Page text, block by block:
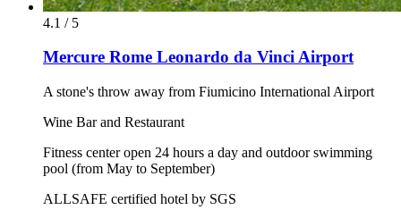
4.1 / 5
Mercure Rome Leonardo da Vinci Airport
A stone's throw away from Fiumicino International Airport
Wine Bar and Restaurant
Fitness center open 24 hours a day and outdoor swimming
pool (from May to September)
ALLSAFE certified hotel by SGS